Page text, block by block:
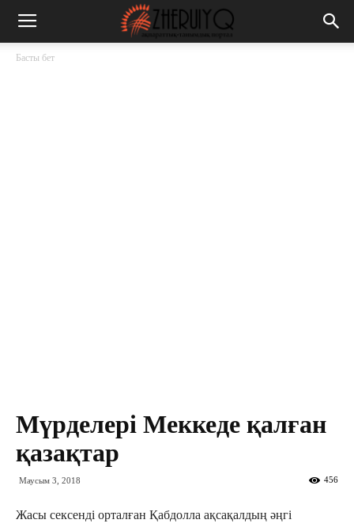
Басты бет
Мүрделері Меккеде қалған
қазақтар
Маусым 3, 2018 456
Жасы сексенді орталған Қабдолла ақсақалдың әңгі